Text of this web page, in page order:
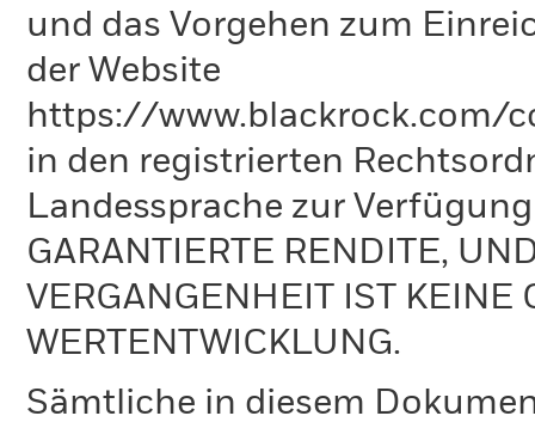
und das Vorgehen zum
der Website
https://www.blackrock.com/
in den registrierten
Landessprache zur
GARANTIERTE RENDITE,
VERGANGENHEIT IST KEINE
WERTENTWICKLUNG.
Sämtliche in diesem